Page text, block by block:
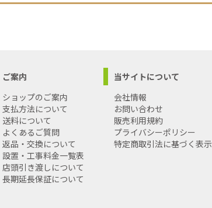
ご案内
ショップのご案内
支払方法について
送料について
よくあるご質問
返品・交換について
設置・工事料金一覧表
店頭引き渡しについて
長期延長保証について
当サイトについて
会社情報
お問い合わせ
販売利用規約
プライバシーポリシー
特定商取引法に基づく表示